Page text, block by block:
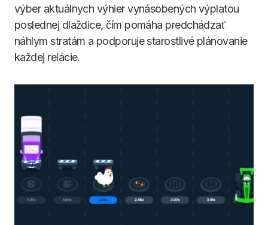
výber aktuálnych výhier vynásobených výplatou
poslednej dlaždice, čím pomáha predchádzať
náhlym stratám a podporuje starostlivé plánovanie
každej relácie.